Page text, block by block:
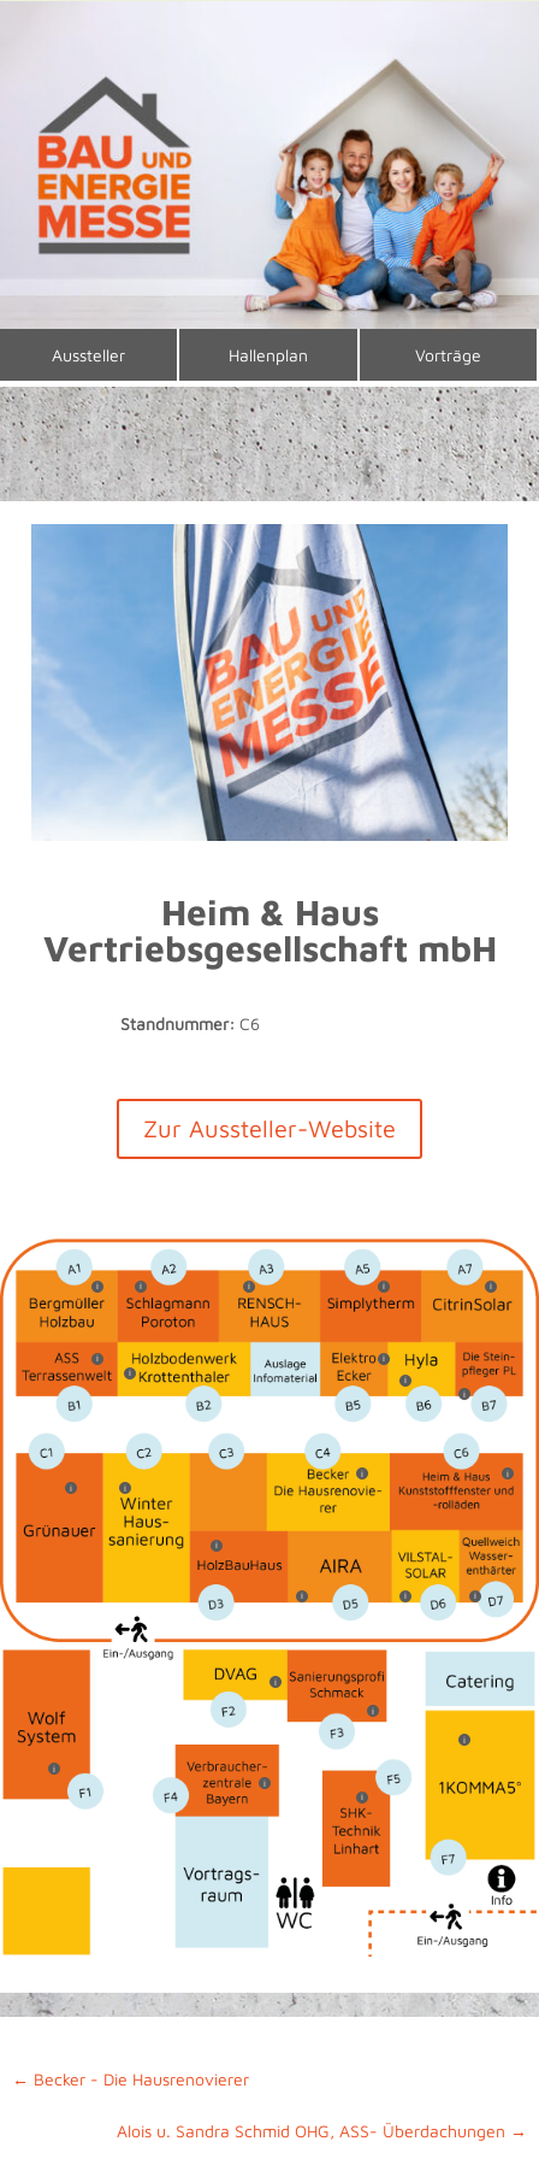
Aussteller Hallenplan Vorträge
Heim & Haus
Vertriebsgesellschaft mbH
Standnummer: C6
Zur Aussteller-Website
i i i i i
i
i
i
i
i
i
i
i
i
i
i
i
i
i
i
i
i
i
i
← Becker - Die Hausrenovierer
Alois u. Sandra Schmid OHG, ASS- Überdachungen →